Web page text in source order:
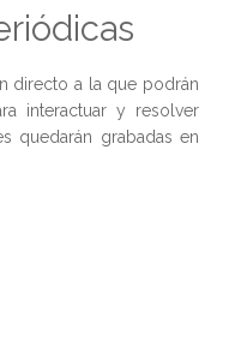
directo a la que podrán
interactuar y resolver
quedarán grabadas en